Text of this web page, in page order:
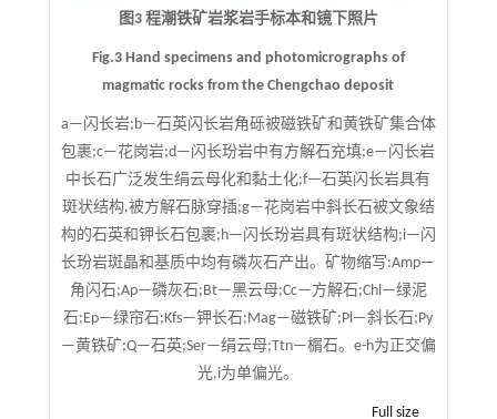
图3 程潮铁矿岩浆岩手标本和镜下照片
Fig.3 Hand specimens and photomicrographs of
magmatic rocks from the Chengchao deposit
a—闪长岩;b—石英闪长岩角砾被磁铁矿和黄铁矿集合体
包裹;c—花岗岩;d—闪长玢岩中有方解石充填;e—闪长岩
中长石广泛发生绢云母化和黏土化;f—石英闪长岩具有
斑状结构,被方解石脉穿插;g—花岗岩中斜长石被文象结
构的石英和钾长石包裹;h—闪长玢岩具有斑状结构;i—闪
长玢岩斑晶和基质中均有磷灰石产出。矿物缩写:Amp—
角闪石;Ap—磷灰石;Bt—黑云母;Cc—方解石;Chl—绿泥
石;Ep—绿帘石;Kfs—钾长石;Mag—磁铁矿;Pl—斜长石;Py
—黄铁矿;Q—石英;Ser—绢云母;Ttn—榍石。e-h为正交偏
光,i为单偏光。
Full size